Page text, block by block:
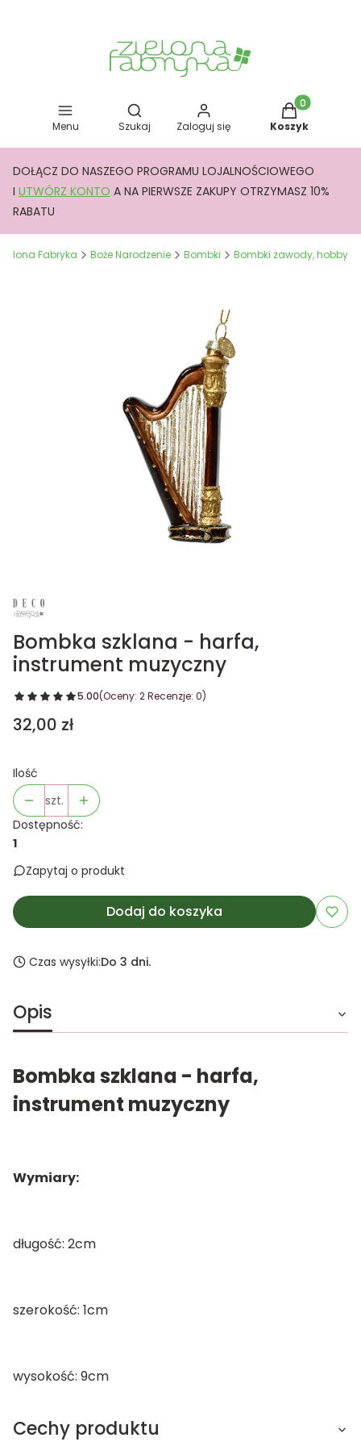
Menu
Otwórz wyszukiwarkę
Szukaj Zaloguj się
Produkty w
Koszyk
DOŁĄCZ DO NASZEGO PROGRAMU LOJALNOŚCIOWEGO
I UTWÓRZ KONTO A NA PIERWSZE ZAKUPY OTRZYMASZ 10%
RABATU
Zielona Fabryka Boże Narodzenie Bombki Bombki zawody, hobby
Bombka szklana - harfa,
instrument muzyczny
5.00(Oceny: 2 Recenzje: 0)
Cena
32,00 zł
Ilość
szt.
Dostępność:
1
Zapytaj o produkt
Dodaj do koszyka
Czas wysyłki:Do 3 dni.
Opis
Bombka szklana - harfa,
instrument muzyczny
Wymiary:
długość: 2cm
szerokość: 1cm
wysokość: 9cm
Cechy produktu